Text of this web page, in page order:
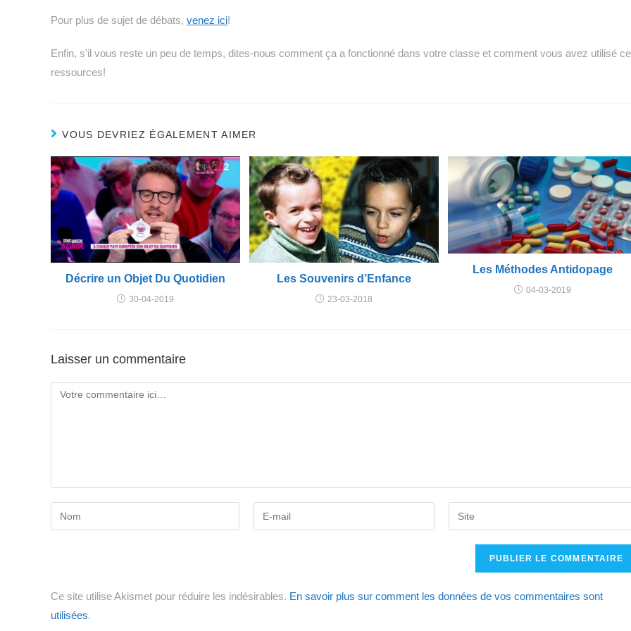
Pour plus de sujet de débats, venez ici!
Enfin, s’il vous reste un peu de temps, dites-nous comment ça a fonctionné dans votre classe et comment vous avez utilisé
ressources!
VOUS DEVRIEZ ÉGALEMENT AIMER
Décrire un Objet Du Quotidien
30-04-2019
Les Souvenirs d’Enfance
23-03-2018
Les Méthodes Antidopage
04-03-2019
Laisser un commentaire
Comment
Enter
your
to
comment
Enter
your
comment
Saisir
l’URL
(facultatif)
Ce site utilise Akismet pour réduire les indésirables. En savoir plus sur comment les données de vos commentaires sont
utilisées.